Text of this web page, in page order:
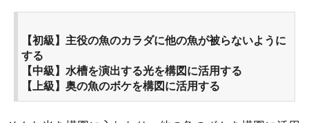
【初級】主役の魚のカラダに他の魚が被らないように
する
【中級】水槽を演出する光を構図に活用する
【上級】奥の魚のボケを構図に活用する